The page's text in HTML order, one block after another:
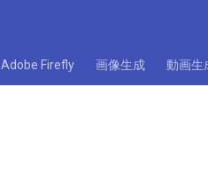
Adobe Firefly 画像生成 動画生